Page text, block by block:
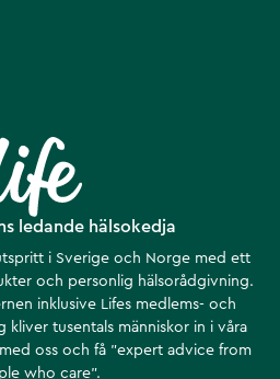
ledande hälsokedja
i Sverige och Norge med ett
och personlig hälsorådgivning.
inklusive Lifes medlems- och
kliver tusentals människor in i våra
oss och få ”expert advice from
who care”.